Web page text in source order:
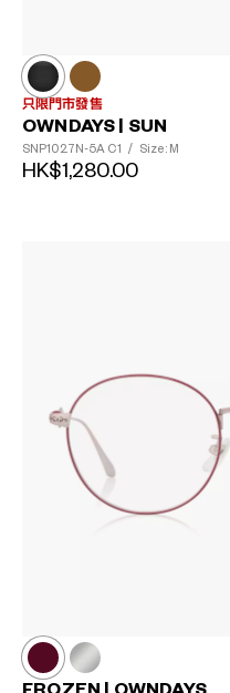
只限門市發售
OWNDAYS | SUN
SNP1027N-5A C1 / Size: M
HK$1,280.00
FROZEN | OWNDAYS